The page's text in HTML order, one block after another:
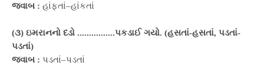
જવાબ : હાંફતાં–હાંકતાં
(૩) ઇમરાનનો દડો ................પકડાઈ ગયો. (હસતાં-હસતાં, પડતાં-
પડતાં)
જવાબ : પડતાં–પડતાં